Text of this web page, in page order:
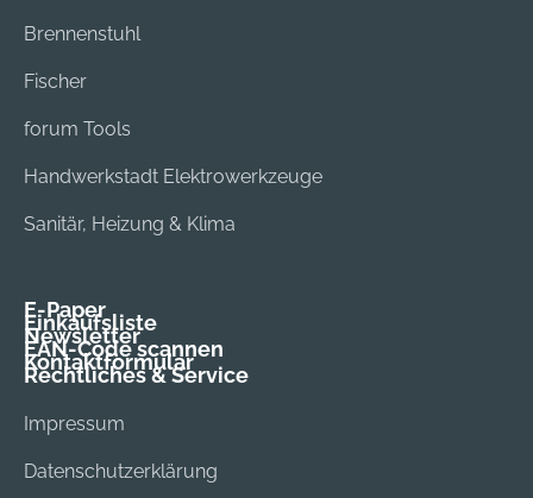
Brennenstuhl
Fischer
forum Tools
Handwerkstadt Elektrowerkzeuge
Sanitär, Heizung & Klima
E-Paper
Einkaufsliste
Newsletter
EAN-Code scannen
Kontaktformular
Rechtliches & Service
Impressum
Datenschutzerklärung